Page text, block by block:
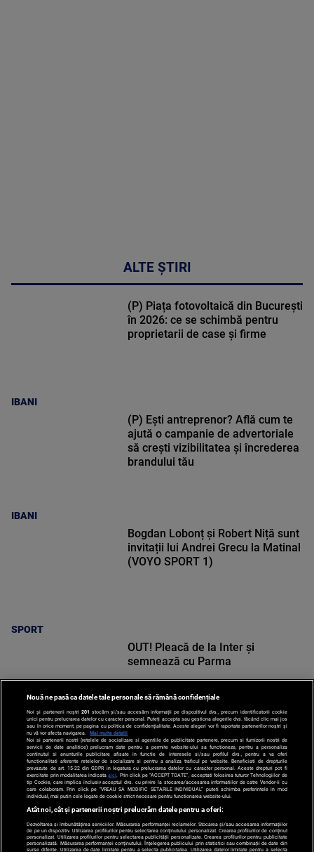
ALTE ȘTIRI
IBANI
(P) Piața fotovoltaică din București
în 2026: ce se schimbă pentru
proprietarii de case și firme
IBANI
(P) Ești antreprenor? Află cum te
ajută o campanie de advertoriale
să crești vizibilitatea și încrederea
brandului tău
SPORT
Bogdan Lobonț și Robert Niță sunt
invitații lui Andrei Grecu la Matinal
(VOYO SPORT 1)
SPORT
OUT! Pleacă de la Inter și
semnează cu Parma
Nouă ne pasă ca datele tale personale să rămână confidențiale
Noi și partenerii noștri 201 stocăm și/sau accesăm informații pe dispozitivul dvs., precum identificatorii cookie
unici pentru prelucrarea datelor cu caracter personal. Puteți accepta sau gestiona alegerile dvs. făcând clic mai jos
sau în orice moment, pe pagina cu politica de confidențialitate. Aceste alegeri vor fi raportate partenerilor noștri și
nu vă vor afecta navigarea.
Mai multe detalii
Noi si partenerii nostri (retelele de socializare si agentiile de publicitate partenere, precum si furnizorii nostri de
servicii de date analitice) prelucram date pentru a permite website-ului sa functioneze, pentru a personaliza
continutul si anunturile publicitare afisate in functie de interesele si/sau profilul dvs., pentru a va oferi
functionalitati aferente retelelor de socializare si pentru a analiza traficul pe website. Beneficiati de drepturile
prevazute de art. 15-22 din GDPR in legatura cu prelucrarea datelor cu caracter personal. Aceste drepturi pot fi
exercitate prin modalitatea indicataaici . Prin click pe “ACCEPT TOATE”, acceptati folosirea tuturor Tehnologiilor de
tip Cookie, care implica inclusiv acceptul dvs. cu privire la stocarea/accesarea informatiilor de catre Vendor-ii cu
care colaboram. Prin click pe “VREAU SA MODIFIC SETARILE INDIVIDUAL” puteti schimba preferintele in mod
individual, mai putin cele legate de cookie strict necesare pentru functionarea website-ului.
Atât noi, cât și partenerii noștri prelucrăm datele pentru a oferi:
Dezvoltarea și îmbunătățirea serviciilor. Măsurarea performanței reclamelor. Stocarea și/sau accesarea informațiilor
de pe un dispozitiv. Utilizarea profilurilor pentru selectarea conținutului personalizat. Crearea profilurilor de conținut
personalizat. Utilizarea profilurilor pentru selectarea publicității personalizate. Crearea profilurilor pentru publicitate
personalizată. Măsurarea performanței conținutului. Înțelegerea publicului prin statistici sau combinații de date din
surse diferite. Utilizarea de date limitate pentru a selecta publicitatea. Utilizarea datelor limitate pentru a selecta